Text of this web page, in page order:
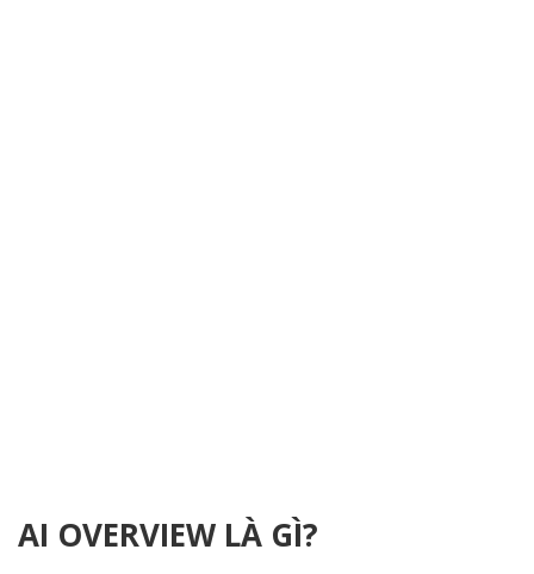
AI OVERVIEW LÀ GÌ?